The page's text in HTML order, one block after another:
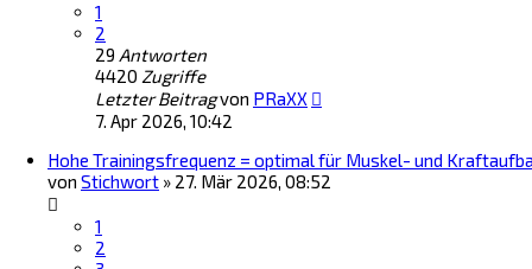
1
2
29 Antworten
4420 Zugriffe
Letzter Beitragvon PRaXX
7. Apr 2026, 10:42
Hohe Trainingsfrequenz = optimal für Muskel- und
von Stichwort » 27. Mär 2026, 08:52
1
2